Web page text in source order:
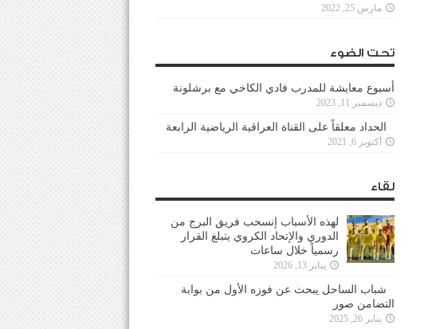
مارس 25, 2022
تحت الضوء
أسبوع معايشة للمدرب فادي الكاخي مع برشلونة
ديسمبر 11, 2023
الحداد معلقاً على القناة العراقية الرياضية الرابعة
أكتوبر 6, 2021
لقاء
لهذه الأسباب إنسحب فريق البرج من
الدوري والإتحاد الكروي يتبلغ القرار
رسمياً خلال ساعات
يناير 13, 2026
شباب الساحل يبحث عن فوزه الأول من بوابة
التضامن صور
يناير 26, 2025